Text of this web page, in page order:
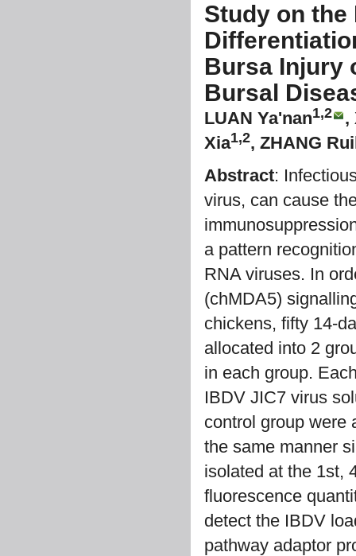
Study on the
Bursa Injury
Bursal
LUAN Ya'nan1,2
,
Xia1,2, ZHANG
Abstract:
virus, can cause
a pattern
RNA viruses. In
(chMDA5)
chickens, fifty 14-
allocated into 2
in each group.
IBDV JIC7 virus
control group were
the same manner
isolated at the 1st,
fluorescence
detect the IBDV
pathway adaptor